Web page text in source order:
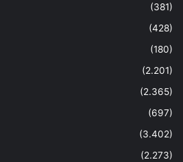
(381)
(428)
(180)
(2.201)
(2.365)
(697)
(3.402)
(2.273)